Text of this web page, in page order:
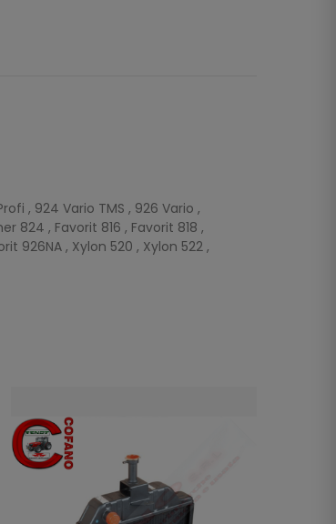
, 924 Vario TMS , 926 Vario ,
824 , Favorit 816 , Favorit 818 ,
926NA , Xylon 520 , Xylon 522 ,